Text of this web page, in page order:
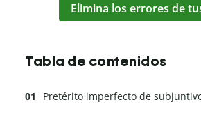
Elimina los errores de
Tabla de contenidos
Pretérito imperfecto de